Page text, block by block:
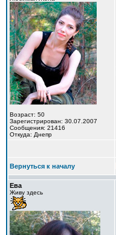
Возраст: 50
Зарегистрирован: 30.07.2007
Сообщения: 21416
Откуда: Днепр
Вернуться к началу
Ева
Живу здесь